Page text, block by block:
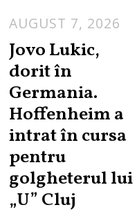
AUGUST 7, 2026
Jovo Lukic,
dorit în
Germania.
Hoffenheim a
intrat în cursa
pentru
golgheterul lui
„U” Cluj